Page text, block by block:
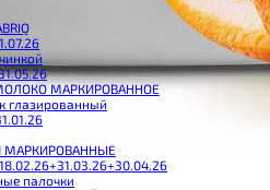
МОЛОКО МАРКИРОВАННОЕ
глазированный
МАРКИРОВАННЫЕ
18.02.26+31.03.26+30.04.26
палочки